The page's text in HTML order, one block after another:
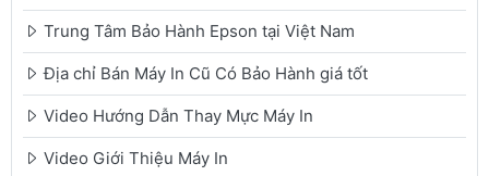
Trung Tâm Bảo Hành Epson tại Việt Nam
Địa chỉ Bán Máy In Cũ Có Bảo Hành giá tốt
Video Hướng Dẫn Thay Mực Máy In
Video Giới Thiệu Máy In